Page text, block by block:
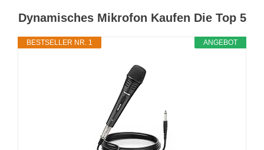
Dynamisches Mikrofon Kaufen Die Top 5
ANGEBOT
BESTSELLER NR. 1